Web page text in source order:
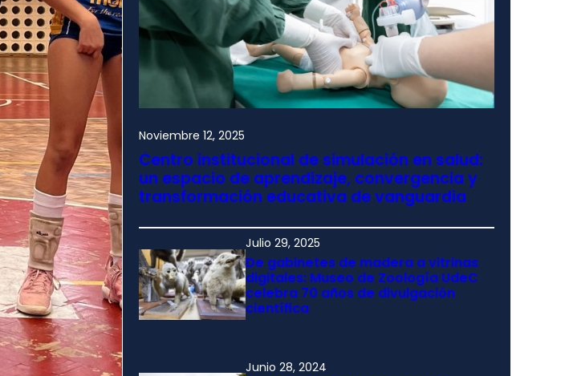
Noviembre 12, 2025
Centro institucional de simulación en salud:
un espacio de aprendizaje, convergencia y
transformación educativa de vanguardia
Julio 29, 2025
De gabinetes de madera a vitrinas
digitales: Museo de Zoología UdeC
celebra 70 años de divulgación
científica
Junio 28, 2024